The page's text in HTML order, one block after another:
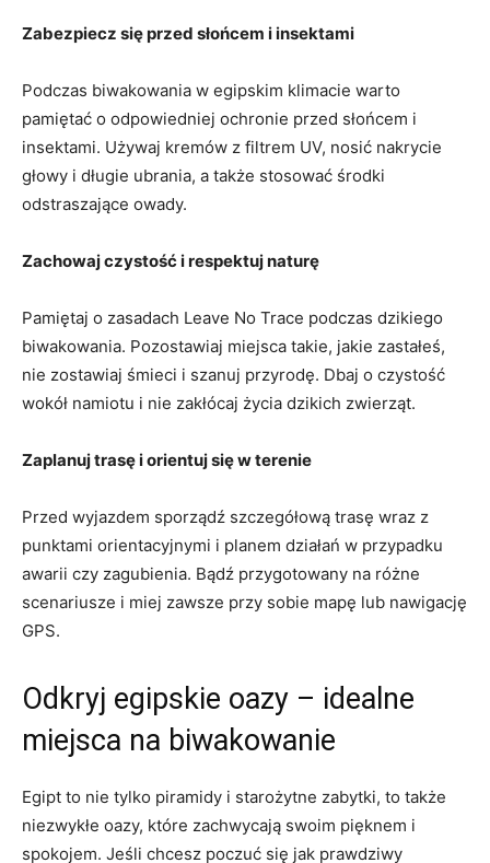
Zabezpiecz się ⁢przed słońcem i insektami
Podczas biwakowania w egipskim ‌klimacie⁢ warto
pamiętać ⁤o odpowiedniej​ ochronie przed⁤ słońcem ‌i
insektami. ​Używaj kremów z filtrem UV, nosić ⁣nakrycie
głowy i długie ubrania, a także stosować środki
odstraszające owady.
Zachowaj czystość i respektuj naturę
Pamiętaj​ o zasadach Leave No Trace podczas dzikiego⁢
biwakowania. Pozostawiaj miejsca takie,‌ jakie zastałeś,
nie zostawiaj ⁣śmieci i szanuj przyrodę. Dbaj‌ o czystość
wokół namiotu‌ i nie zakłócaj życia dzikich zwierząt.
Zaplanuj trasę i​ orientuj się w terenie
Przed wyjazdem sporządź⁢ szczegółową ⁤trasę wraz z
punktami orientacyjnymi i ⁣planem ​działań w ⁢przypadku
awarii czy zagubienia. Bądź przygotowany ‌na różne
scenariusze⁢ i miej zawsze przy ‌sobie mapę lub nawigację
GPS.
Odkryj egipskie oazy – idealne
miejsca na biwakowanie
Egipt to nie tylko piramidy ⁢i starożytne zabytki, to także
niezwykłe oazy, które zachwycają swoim ⁣pięknem i
spokojem.‍ Jeśli chcesz poczuć się jak prawdziwy